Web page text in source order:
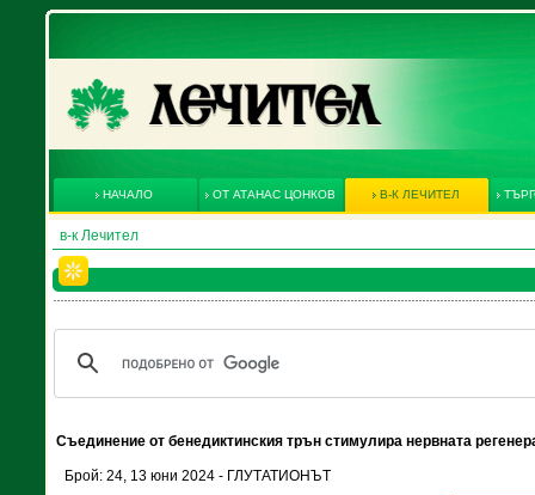
НАЧАЛО ОТ АТАНАС ЦОНКОВ В-К ЛЕЧИТЕЛ
в-к Лечител
Съединение от бенедиктинския трън стимулира нервната
Брой: 24, 13 юни 2024 - ГЛУТАТИОНЪТ